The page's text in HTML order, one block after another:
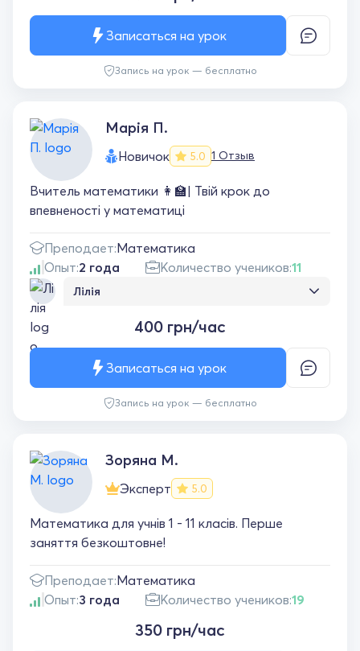
Запись на урок — бесплатно
Записаться на урок
Марія П.
Новичок 5.0 1 Отзыв
Вчитель математики 👩‍🏫| Твій крок до
впевненості у математиці
Преподает:Математика
Опыт:2 года Количество учеников:11
Лілія
сподобалась вчителька. Гарно пояснює.
400 грн/час
Запись на урок — бесплатно
Записаться на урок
Зоряна М.
Эксперт 5.0
Математика для учнів 1 - 11 класів. Перше
заняття безкоштовне!
Преподает:Математика
Опыт:3 года Количество учеников:19
350 грн/час